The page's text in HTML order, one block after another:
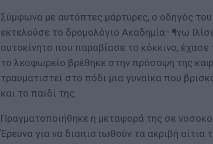
Σύμφωνα με αυτόπτες μάρτυρες, ο οδηγός
εκτελούσε το δρομολόγιο Ακαδημία–¶νω
αυτοκίνητο που παραβίασε το κόκκινο, έχασε
το λεοφωρείο βρέθηκε στην πρόσοψη της
τραυματιστεί στο πόδι μια γυναίκα που
και το παιδί της.
Πραγματοποιήθηκε η μεταφορά της σε
Έρευνα για να διαπιστωθούν τα ακριβή αίτια